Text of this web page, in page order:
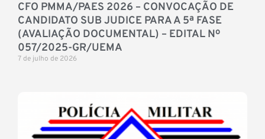
CFO PMMA/PAES 2026 – CONVOCAÇÃO DE
CANDIDATO SUB JUDICE PARA A 5ª FASE
(AVALIAÇÃO DOCUMENTAL) – EDITAL Nº
057/2025-GR/UEMA
7 de julho de 2026